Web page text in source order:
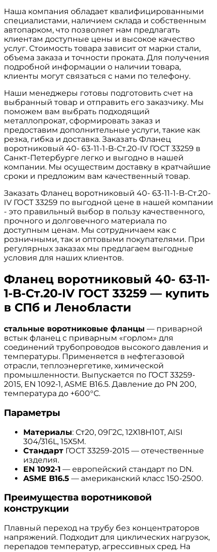
Наша компания обладает квалифицированными
специалистами, наличием склада и собственным
автопарком, что позволяет нам предлагать
клиентам доступные цены и высокое качество
услуг. Стоимость товара зависит от марки стали,
объема заказа и точности проката. Для получения
подробной информации о наличии товара,
клиенты могут связаться с нами по телефону.
Наши менеджеры готовы подготовить счет на
выбранный товар и отправить его заказчику. Мы
поможем вам выбрать подходящий
металлопрокат, сформировать заказ и
предоставим дополнительные услуги, такие как
резка, гибка и доставка. Заказать Фланец
воротниковый 40- 63-11-1-B-Ст.20-IV ГОСТ 33259 в
Санкт-Петербурге легко и выгодно в нашей
компании. Мы осуществим доставку в кратчайшие
сроки и предложим вам качественный товар.
Заказать Фланец воротниковый 40- 63-11-1-B-Ст.20-
IV ГОСТ 33259 по выгодной цене в нашей компании
- это правильный выбор в пользу качественного,
прочного и долговечного материала по
доступным ценам. Мы сотрудничаем как с
розничными, так и оптовыми покупателями. При
регулярных заказах мы предлагаем выгодные
условия для наших клиентов.
Фланец воротниковый 40- 63-11-
1-B-Ст.20-IV ГОСТ 33259 — купить
в СПб и Ленобласти
стальные воротниковые фланцы — приварной
встык фланец с приварным «горлом» для
соединений трубопроводов высокого давления и
температуры. Применяется в нефтегазовой
отрасли, теплоэнергетике, химической
промышленности. Выпускается по ГОСТ 33259-
2015, EN 1092-1, ASME B16.5. Давление до PN 200,
температура до +600°С.
Параметры
Материалы: Ст20, 09Г2С, 12Х18Н10Т, AISI
304/316L, 15Х5М.
Стандарт ГОСТ 33259-2015 — отечественные
изделия.
EN 1092-1 — европейский стандарт по DN.
ASME B16.5 — американский класс 150-2500.
Преимущества воротниковой
конструкции
Плавный переход на трубу без концентраторов
напряжений. Подходит для циклических нагрузок,
перепадов температур, агрессивных сред. На